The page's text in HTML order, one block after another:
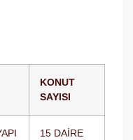
KONUT
SAYISI
15 DAİRE